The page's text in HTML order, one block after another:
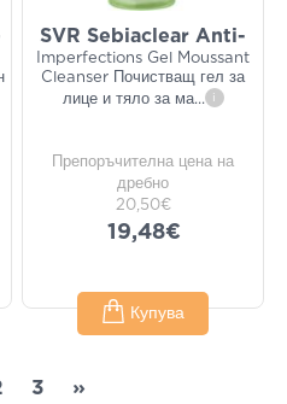
SVR Sebiaclear Anti-
Imperfections Gel Moussant
Cleanser Почистващ гел за
лице и тяло за ма... i
Препоръчителна цена на
дребно
20,50€
19,48€
Купува
3 »